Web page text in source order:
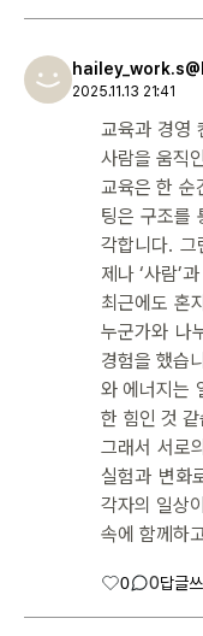
2025.11.13 21:41
교육과 경영
사람을 움직
교육은 한 순
팅은 구조를
각합니다.
제나 ‘사람’
최근에도 혼
누군가와 나
경험을 했습
와 에너지는
한 힘인 것
그래서 서로
실험과 변화
각자의 일상
속에 함께하
0 0답글쓰